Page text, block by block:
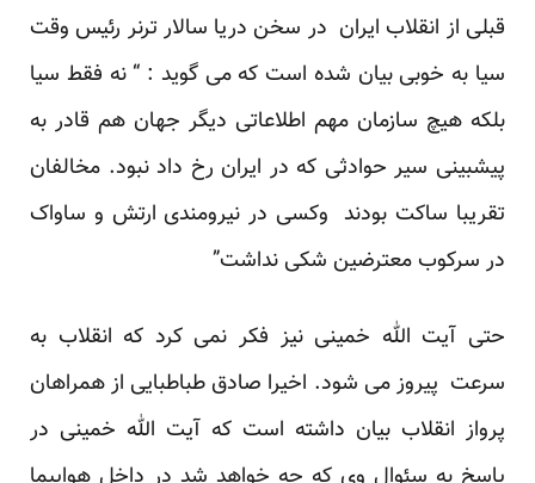
قبلی از انقلاب ایران در سخن دریا سالار ترنر رئیس وقت
سیا به خوبی بیان شده است که می گوید : “ نه فقط سیا
بلکه هیچ سازمان مهم اطلاعاتی دیگر جهان هم قادر به
پیشبینی سیر حوادثی که در ایران رخ داد نبود. مخالفان
تقریبا ساکت بودند وکسی در نیرومندی ارتش و ساواک
در سرکوب معترضین شکی نداشت”
حتی آیت الله خمینی نیز فکر نمی کرد که انقلاب به
سرعت پیروز می شود. اخیرا صادق طباطبایی از همراهان
پرواز انقلاب بیان داشته است که آیت الله خمینی در